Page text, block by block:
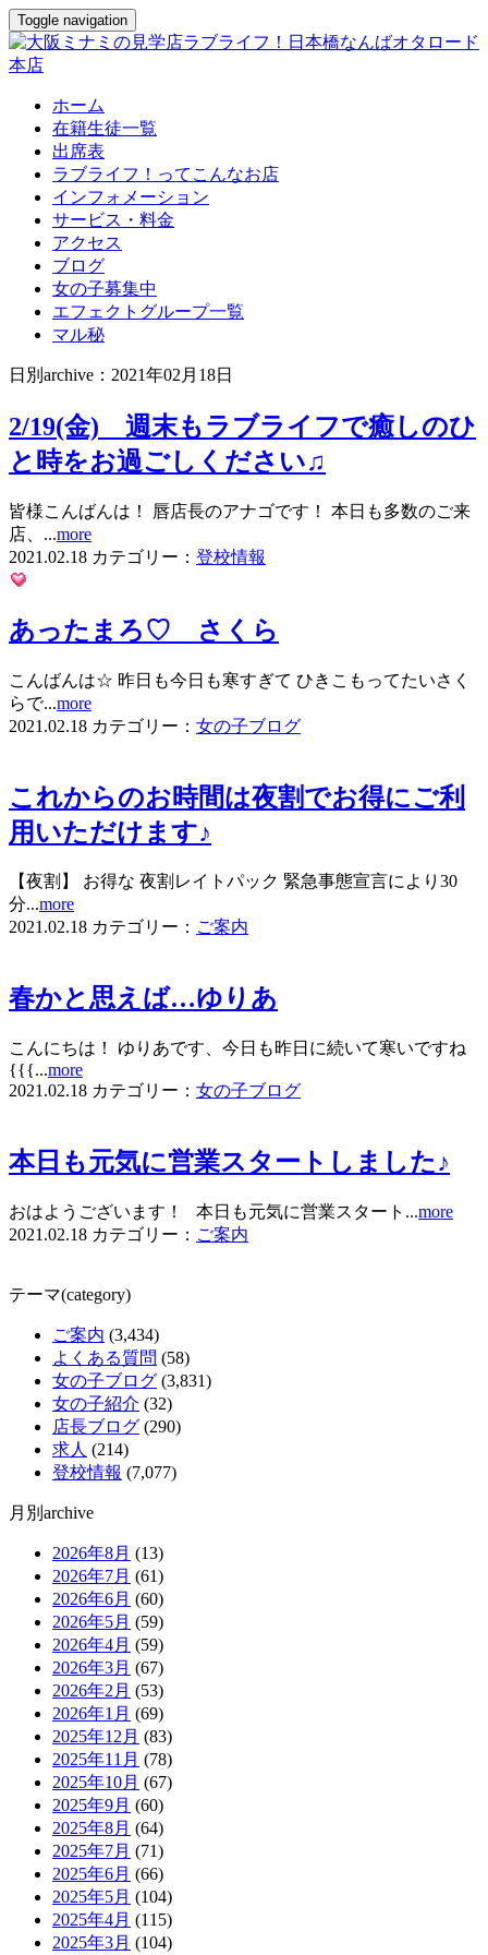
Toggle navigation
ホーム
在籍生徒一覧
出席表
ラブライフ！ってこんなお店
インフォメーション
サービス・料金
アクセス
ブログ
女の子募集中
エフェクトグループ一覧
マル秘
日別archive：2021年02月18日
2/19(金) 週末もラブライフで癒しのひ
と時をお過ごしください♫
皆様こんばんは！ 唇店長のアナゴです！ 本日も多数のご来
店、...more
2021.02.18 カテゴリー： 登校情報
あったまろ♡ さくら
こんばんは☆ 昨日も今日も寒すぎて ひきこもってたいさく
らで...more
2021.02.18 カテゴリー： 女の子ブログ
これからのお時間は夜割でお得にご利
用いただけます♪
【夜割】 お得な 夜割レイトパック 緊急事態宣言により30
分...more
2021.02.18 カテゴリー： ご案内
春かと思えば…ゆりあ
こんにちは！ ゆりあです、今日も昨日に続いて寒いですね
{{{...more
2021.02.18 カテゴリー： 女の子ブログ
本日も元気に営業スタートしました♪
おはようございます！ 本日も元気に営業スタート...more
2021.02.18 カテゴリー： ご案内
テーマ(category)
ご案内 (3,434)
よくある質問 (58)
女の子ブログ (3,831)
女の子紹介 (32)
店長ブログ (290)
求人 (214)
登校情報 (7,077)
月別archive
2026年8月 (13)
2026年7月 (61)
2026年6月 (60)
2026年5月 (59)
2026年4月 (59)
2026年3月 (67)
2026年2月 (53)
2026年1月 (69)
2025年12月 (83)
2025年11月 (78)
2025年10月 (67)
2025年9月 (60)
2025年8月 (64)
2025年7月 (71)
2025年6月 (66)
2025年5月 (104)
2025年4月 (115)
2025年3月 (104)